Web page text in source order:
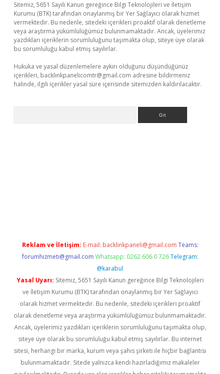
Sitemiz, 5651 Sayılı Kanun gereğince Bilgi Teknolojileri ve İletişim
Kurumu (BTK) tarafından onaylanmış bir Yer Sağlayıcı olarak hizmet
vermektedir. Bu nedenle, sitedeki içerikleri proaktif olarak denetleme
veya araştırma yükümlülüğümüz bulunmamaktadır. Ancak, üyelerimiz
yazdıkları içeriklerin sorumluluğunu taşımakta olup, siteye üye olarak
bu sorumluluğu kabul etmiş sayılırlar.
Hukuka ve yasal düzenlemelere aykırı olduğunu düşündüğünüz
içerikleri, backlinkpanelicomtr@gmail.com adresine bildirmeniz
halinde, ilgili içerikler yasal süre içerisinde sitemizden kaldırılacaktır.
Reklam ve İletişim: E-mail: backlinkpaneli@gmail.com Teams:
forumhizmeti@gmail.com Whatsapp: 0262 606 0 726 Telegram:
@karabul
Yasal Uyarı: Sitemiz, 5651 Sayılı Kanun gereğince Bilgi Teknolojileri
ve İletişim Kurumu (BTK) tarafından onaylanmış bir Yer Sağlayıcı
olarak hizmet vermektedir. Bu nedenle, sitedeki içerikleri proaktif
olarak denetleme veya araştırma yükümlülüğümüz bulunmamaktadır.
Ancak, üyelerimiz yazdıkları içeriklerin sorumluluğunu taşımakta olup,
siteye üye olarak bu sorumluluğu kabul etmiş sayılırlar. Bu internet
sitesi, herhangi bir marka, kurum veya şahıs şirketi ile hiçbir bağlantısı
bulunmamaktadır. Sitede yalnızca kendi hazırladığımız makaleler